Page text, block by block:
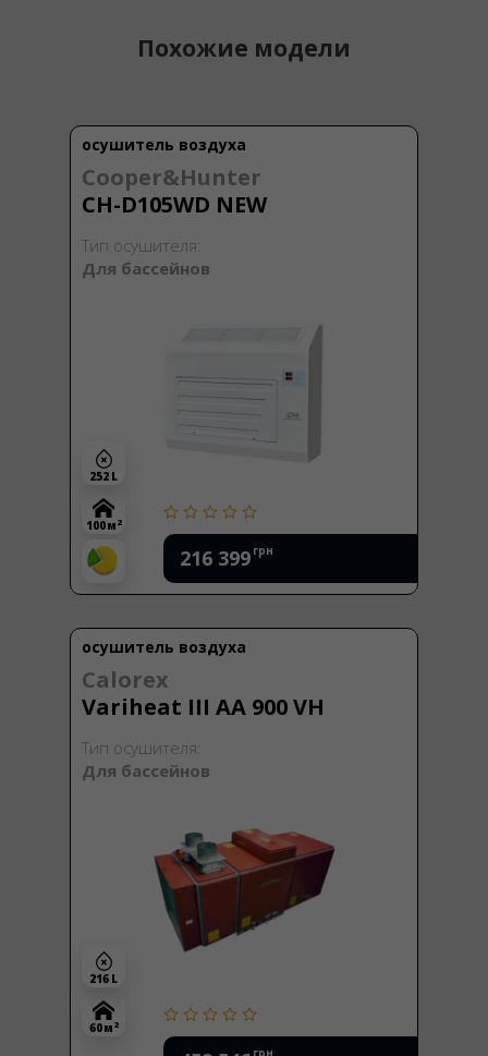
Похожие модели
осушитель воздуха
Cooper&Hunter
CH-D105WD NEW
Тип осушителя:
Для бассейнов
216 399 грн
252 L
100 м 2
осушитель воздуха
Calorex
Variheat III AA 900 VH
Тип осушителя:
Для бассейнов
грн
216 L
60 м 2